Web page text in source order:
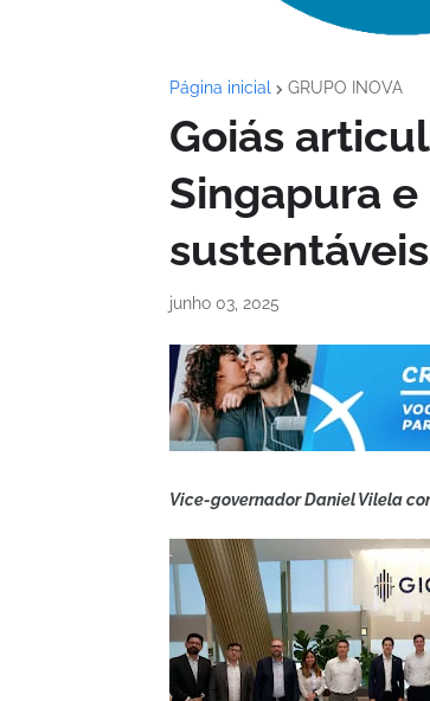
Página inicial GRUPO INOVA
Goiás
Singapura
sustentáveis
junho 03, 2025
Vice-governador Daniel Vilela